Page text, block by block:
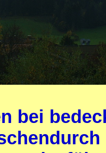
bei